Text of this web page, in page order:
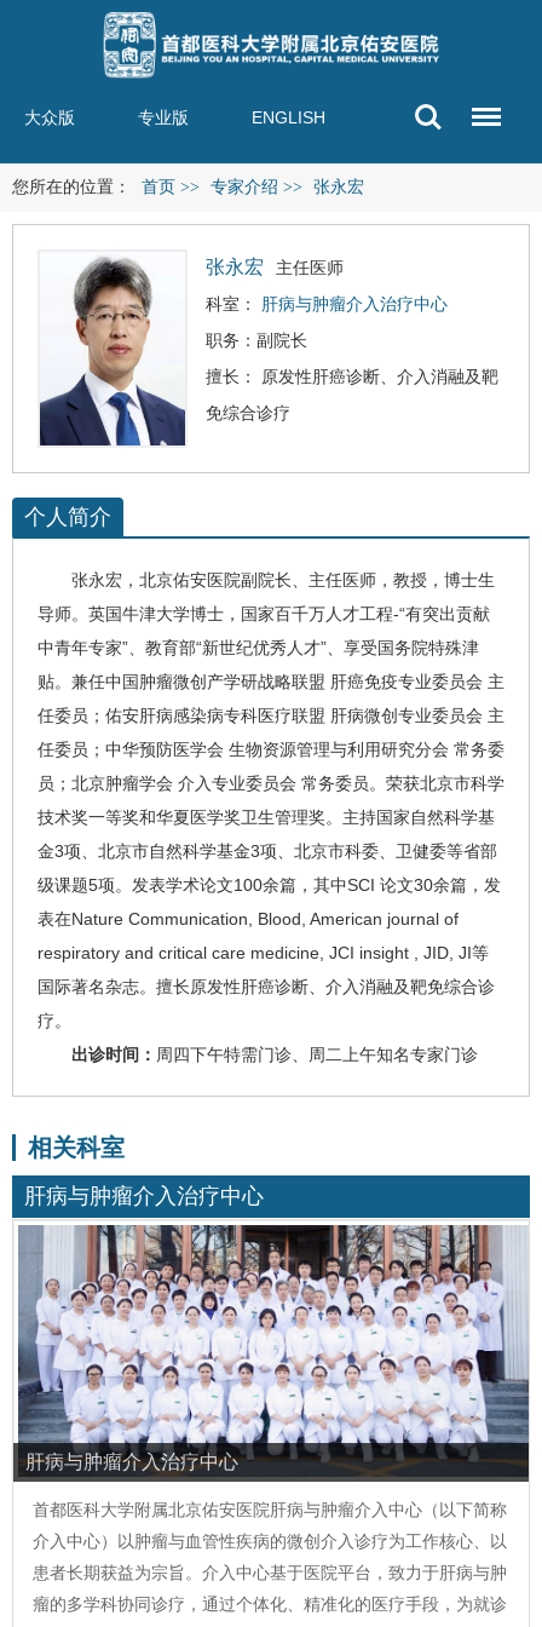
大众版 专业版 ENGLISH
您所在的位置： 首页 >> 专家介绍 >> 张永宏
张永宏
主任医师
科室：
肝病与肿瘤介入治疗中心
职务：副院长
擅长： 原发性肝癌诊断、介入消融及靶
免综合诊疗
个人简介
张永宏 ，北京佑安医院副院长、主任医师，教授，博士生
导师。英国牛津大学博士，国家百千万人才工程-“有突出贡献
中青年专家”、教育部“新世纪优秀人才”、享受国务院特殊津
贴。兼任中国肿瘤微创产学研战略联盟 肝癌免疫专业委员会 主
任委员；佑安肝病感染病专科医疗联盟 肝病微创专业委员会 主
任委员；中华预防医学会 生物资源管理与利用研究分会 常务委
员；北京肿瘤学会 介入专业委员会 常务委员。荣获北京市科学
技术奖一等奖和华夏医学奖卫生管理奖。主持国家自然科学基
金3项、北京市自然科学基金3项、北京市科委、卫健委等省部
级课题5项。发表学术论文100余篇，其中SCI 论文30余篇，发
表在Nature Communication, Blood, American journal of
respiratory and critical care medicine, JCI insight , JID, JI等
国际著名杂志。擅长原发性肝癌诊断、介入消融及靶免综合诊
疗。
出诊时间： 周四下午特需门诊、周二上午知名专家门诊
相关科室
肝病与肿瘤介入治疗中心
肝病与肿瘤介入治疗中心
首都医科大学附属北京佑安医院肝病与肿瘤介入中心（以下简称
介入中心）以肿瘤与血管性疾病的微创介入诊疗为工作核心、以
患者长期获益为宗旨。介入中心基于医院平台，致力于肝病与肿
瘤的多学科协同诊疗，通过个体化、精准化的医疗手段，为就诊